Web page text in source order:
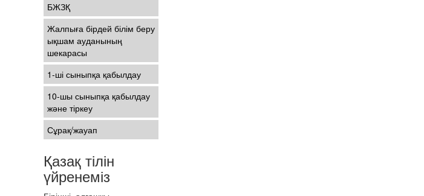
БЖЗҚ
Жалпыға бірдей білім беру
ықшам ауданының
шекарасы
1-ші сыныпқа қабылдау
10-шы сыныпқа қабылдау
және тіркеу
Сұрақ/жауап
Қазақ тілін
үйренеміз